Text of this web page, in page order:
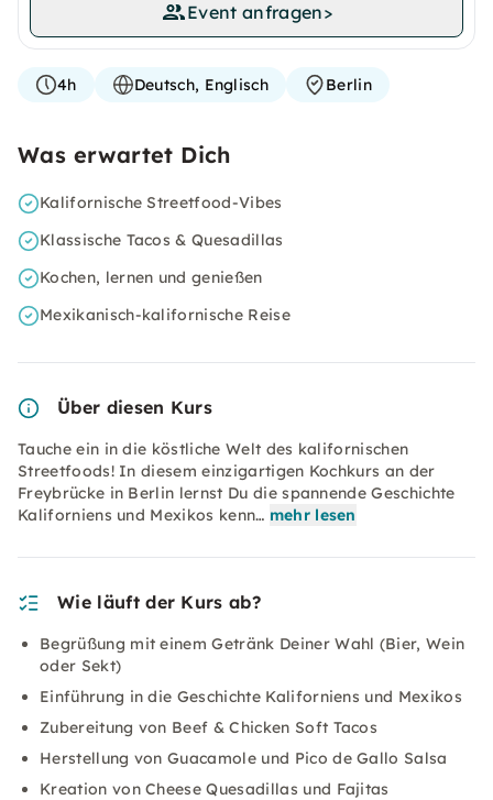
Event anfragen>
4h Deutsch, Englisch Berlin
Was erwartet Dich
Kalifornische Streetfood-Vibes
Klassische Tacos & Quesadillas
Kochen, lernen und genießen
Mexikanisch-kalifornische Reise
Über diesen Kurs
Tauche ein in die köstliche Welt des kalifornischen
Streetfoods! In diesem einzigartigen Kochkurs an der
Freybrücke in Berlin lernst Du die spannende Geschichte
Kaliforniens und Mexikos kenn… mehr lesen
Wie läuft der Kurs ab?
Begrüßung mit einem Getränk Deiner Wahl (Bier, Wein
oder Sekt)
Einführung in die Geschichte Kaliforniens und Mexikos
Zubereitung von Beef & Chicken Soft Tacos
Herstellung von Guacamole und Pico de Gallo Salsa
Kreation von Cheese Quesadillas und Fajitas